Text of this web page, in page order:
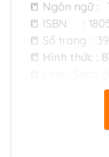
📒 Ngôn ngữ :
📒 ISBN :
📒 Số trang :
📒 Hình thức :
chất lượng cao
📒 Giấy in :
và hightlight